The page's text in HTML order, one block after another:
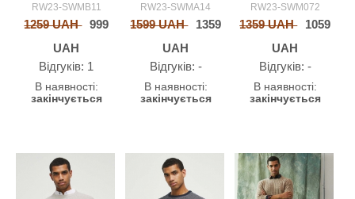
RW23-SWMB11
1259 UAH
999
UAH
Відгуків: 1
В наявності:
закінчується
RW23-SWMA14
1599 UAH
1359
UAH
Відгуків: -
В наявності:
закінчується
RW23-SWM072
1359 UAH
1059
UAH
Відгуків: -
В наявності:
закінчується